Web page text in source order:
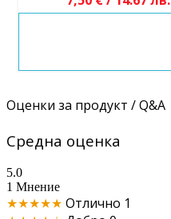
Оценки за продукт / Q&A
Средна оценка
5.0
1 Мнение
★★★★★ Отлично 1